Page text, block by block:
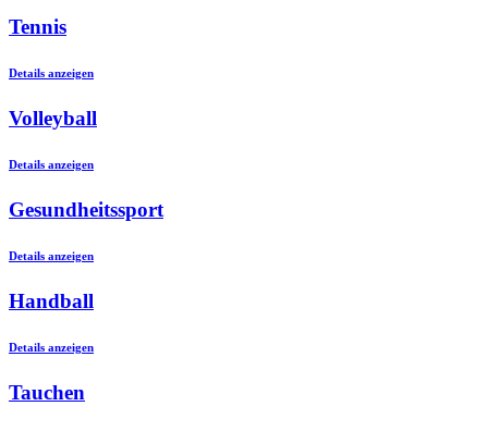
Tennis
Details anzeigen
Volleyball
Details anzeigen
Gesundheitssport
Details anzeigen
Handball
Details anzeigen
Tauchen